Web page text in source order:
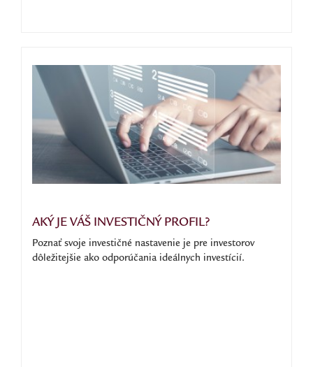
AKÝ JE VÁŠ INVESTIČNÝ PROFIL?
Poznať svoje investičné nastavenie je pre investorov
dôležitejšie ako odporúčania ideálnych investícií.